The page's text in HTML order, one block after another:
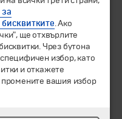
. Ако
ще отхвърлите
Чрез бутона
избор, като
и откажете
вашия избор